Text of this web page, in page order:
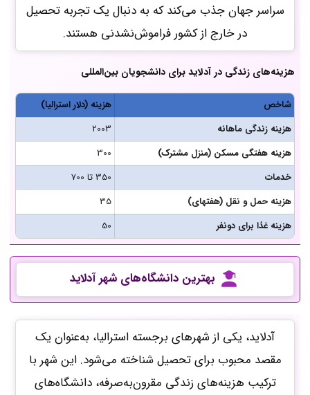
سراسر جهان جذب می‌کند که به دنبال یک تجربه تحصیل
در خارج از کشور فراموش‌نشدنی هستند.
هزینه‌های زندگی در آدلاید برای دانشجویان بین‌المللی
شاخص
هزینه (دلار استرالیا)
هزینه زندگی ماهانه
2003
هزینه هفتگی مسکن (منزل مشترک)
300
خدمات
350 تا 700
هزینه حمل و نقل (هفته­ای)
35
هزینه غذا برای دونفر
50
بهترین دانشگاه‌های شهرآدلاید
آدلاید، یکی از شهرهای برجسته استرالیا، به‌عنوان یک
مقصد محبوب برای تحصیل شناخته می‌شود. این شهر با
ترکیب هزینه‌های زندگی مقرون‌به‌صرفه، دانشگاه‌های